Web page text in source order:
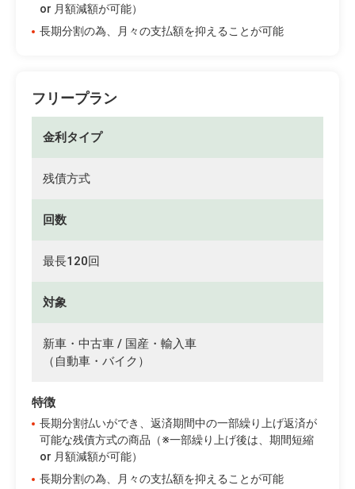
or 月額減額が可能）
長期分割の為、月々の支払額を抑えることが可能
フリープラン
金利タイプ
残債方式
回数
最長120回
対象
新車・中古車 / 国産・輸入車
（自動車・バイク）
特徴
長期分割払いができ、返済期間中の一部繰り上げ返済が
可能な残債方式の商品（※一部繰り上げ後は、期間短縮
or 月額減額が可能）
長期分割の為、月々の支払額を抑えることが可能